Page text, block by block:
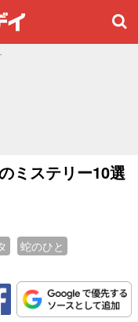
ミステリー10選
蛇のひと